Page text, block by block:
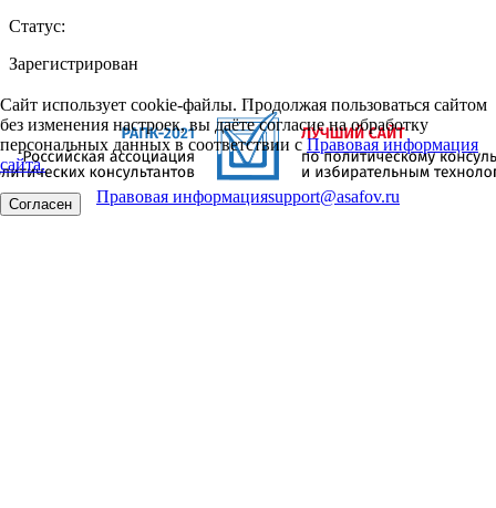
Статус:
Зарегистрирован
Сайт использует cookie-файлы. Продолжая пользоваться сайтом
без изменения настроек, вы даёте согласие на обработку
персональных данных в соответствии сПравовая информация
сайта.
Согласен Правовая информацияsupport@asafov.ru